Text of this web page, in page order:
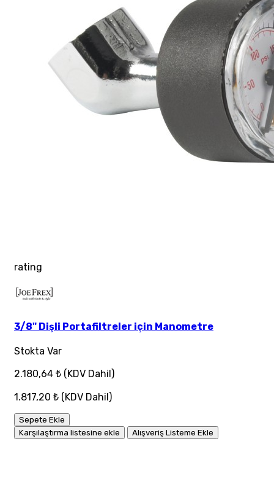
rating
3/8" Dişli Portafiltreler için Manometre
Stokta Var
2.180,64 ₺ (KDV Dahil)
1.817,20 ₺ (KDV Dahil)
Sepete Ekle
Karşılaştırma listesine ekle
Alışveriş Listeme Ekle